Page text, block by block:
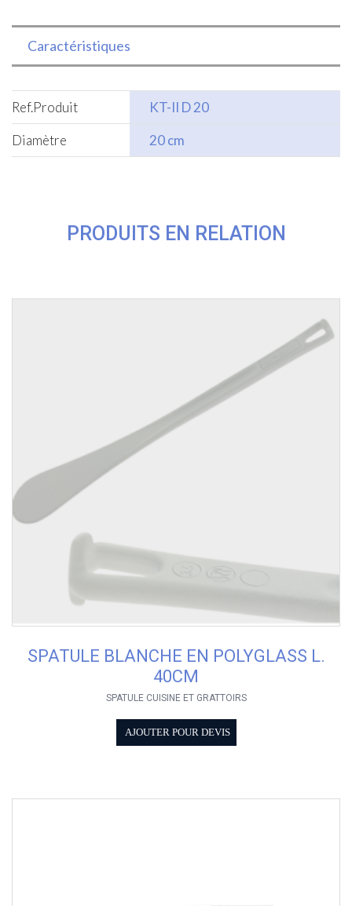
Caractéristiques
Ref.Produit
KT-II D 20
Diamètre
20 cm
PRODUITS EN RELATION
SPATULE BLANCHE EN POLYGLASS L.
40CM
SPATULE CUISINE ET GRATTOIRS
AJOUTER POUR DEVIS